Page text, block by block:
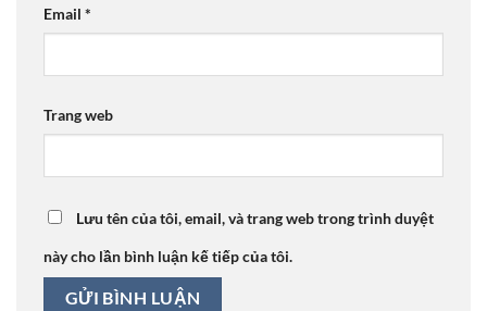
Email *
Trang web
Lưu tên của tôi, email, và trang web trong trình duyệt
này cho lần bình luận kế tiếp của tôi.